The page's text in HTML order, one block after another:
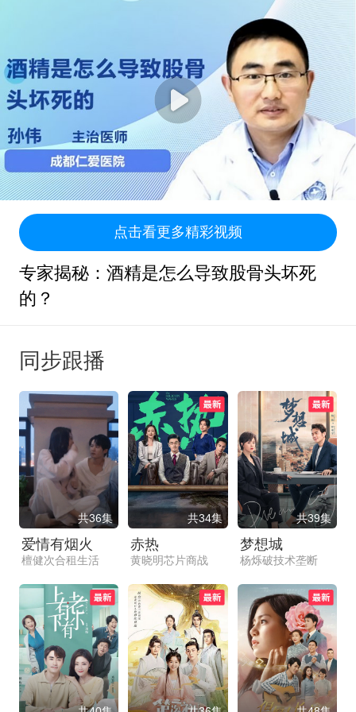
点击看更多精彩视频
专家揭秘：酒精是怎么导致股骨头坏死
的？
同步跟播
共36集
爱情有烟火
檀健次合租生活
共34集
赤热
黄晓明芯片商战
共39集
梦想城
杨烁破技术垄断